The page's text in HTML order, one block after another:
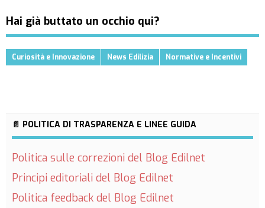
Hai già buttato un occhio qui?
Curiosità e Innovazione News Edilizia Normative e Incentivi
📄 POLITICA DI TRASPARENZA E LINEE GUIDA
Politica sulle correzioni del Blog Edilnet
Principi editoriali del Blog Edilnet
Politica feedback del Blog Edilnet